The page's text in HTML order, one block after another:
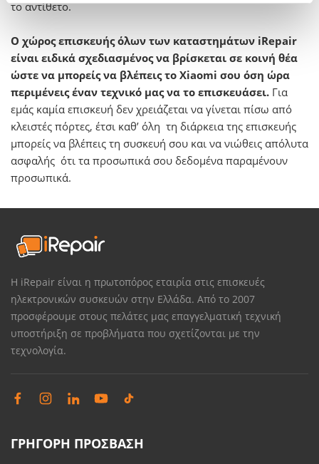
το αντίθετο.
Ο χώρος επισκευής όλων των καταστημάτων iRepair
είναι ειδικά σχεδιασμένος να βρίσκεται σε κοινή θέα
ώστε να μπορείς να βλέπεις το Xiaomi σου όση ώρα
περιμένεις έναν τεχνικό μας να το επισκευάσει. Για
εμάς καμία επισκευή δεν χρειάζεται να γίνεται πίσω από
κλειστές πόρτες, έτσι καθ’ όλη τη διάρκεια της επισκευής
μπορείς να βλέπεις τη συσκευή σου και να νιώθεις απόλυτα
ασφαλής ότι τα προσωπικά σου δεδομένα παραμένουν
προσωπικά.
Η iRepair είναι η πρωτοπόρος εταιρία στις επισκευές
ηλεκτρονικών συσκευών στην Ελλάδα. Από το 2007
προσφέρουμε στους πελάτες μας επαγγελματική τεχνική
υποστήριξη σε προβλήματα που σχετίζονται με την
τεχνολογία.
ΓΡΗΓΟΡΗ ΠΡΟΣΒΑΣΗ